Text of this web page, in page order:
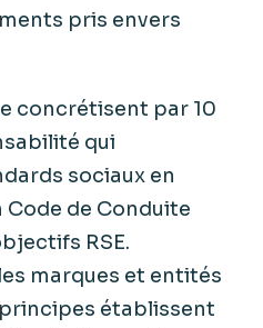
pris envers
concrétisent par 10
qui
sociaux en
Code de Conduite
RSE.
marques et entités
principes établissent